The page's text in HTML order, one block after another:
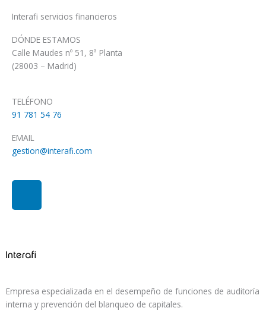
Interafi servicios financieros
DÓNDE ESTAMOS
Calle Maudes nº 51, 8ª Planta
(28003 – Madrid)
TELÉFONO
91 781 54 76
EMAIL
gestion@interafi.com
L
n
e
d
n
Empresa especializada en el desempeño de funciones de auditoría
interna y prevención del blanqueo de capitales.